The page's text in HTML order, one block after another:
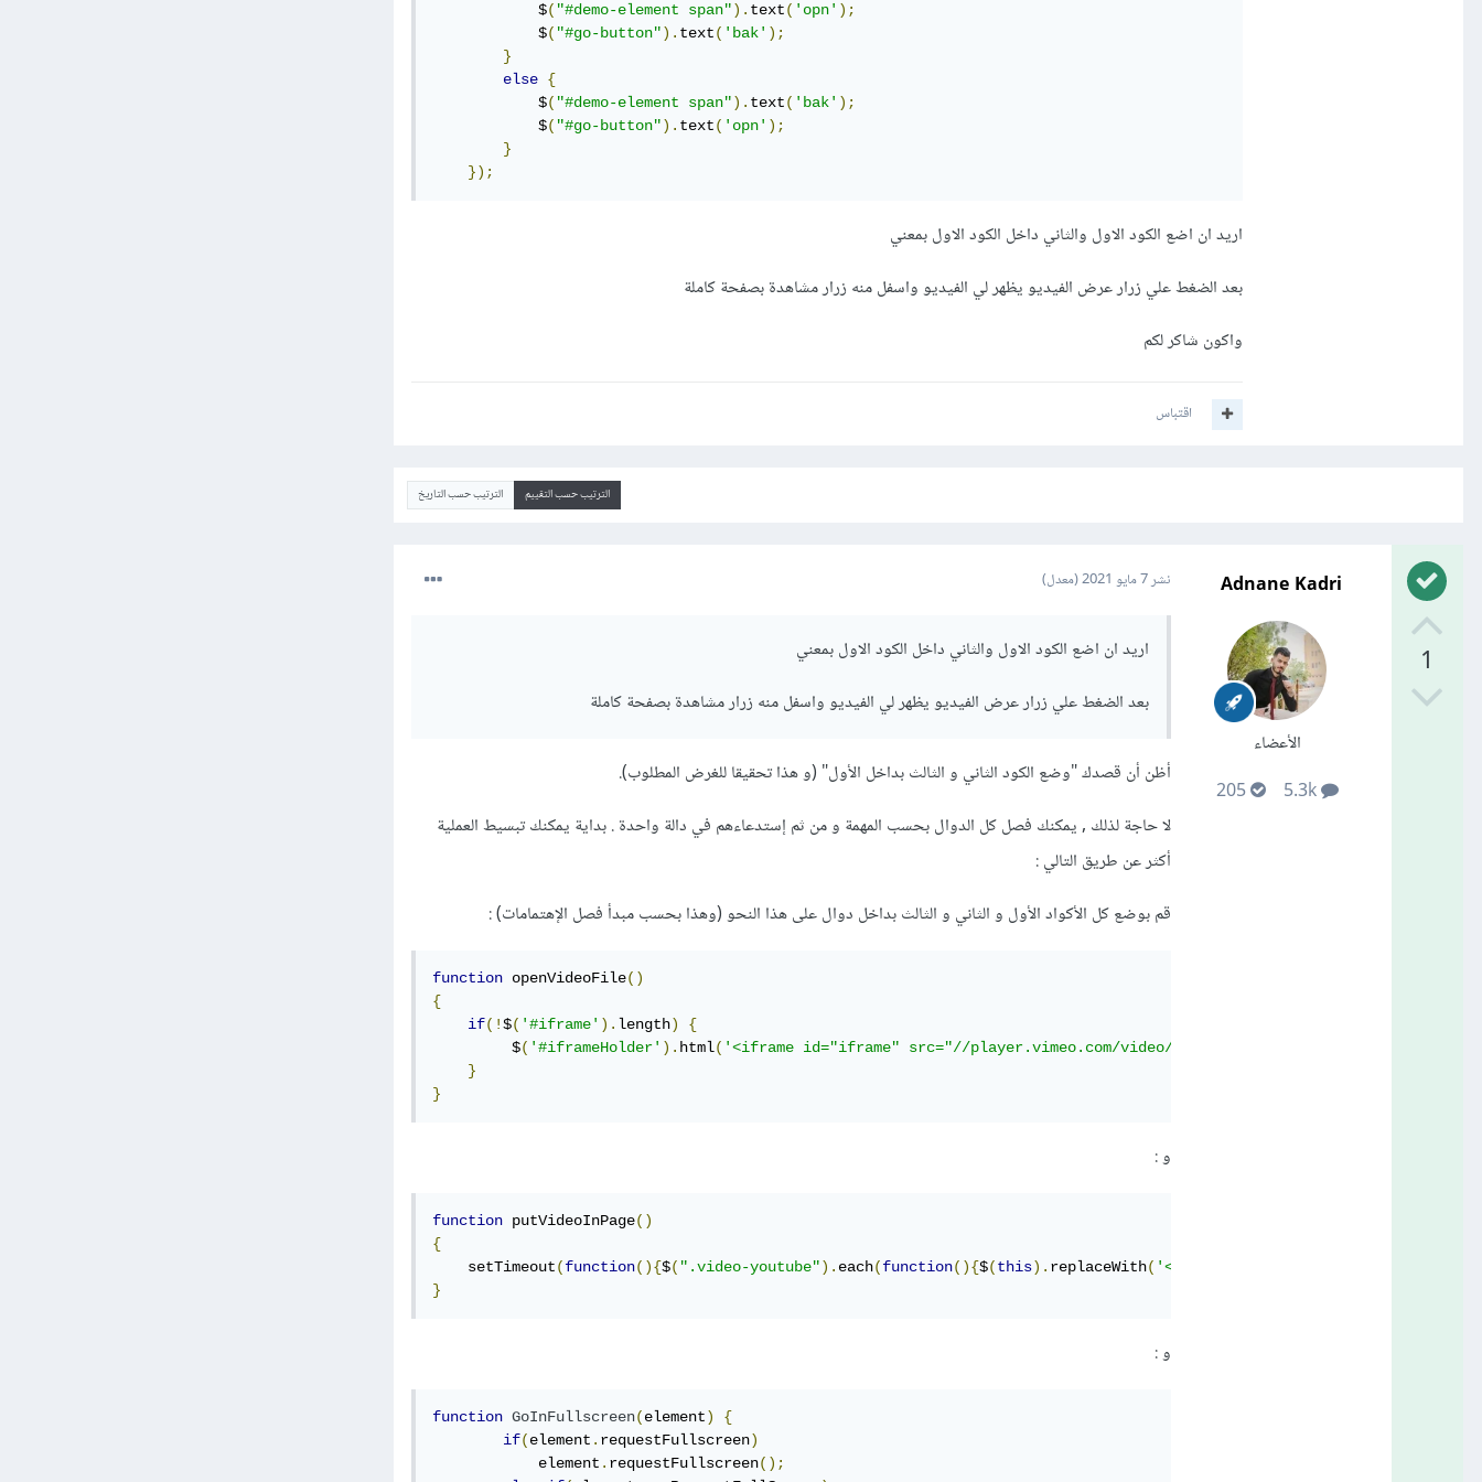
            $
( "#demo-element span"). text( 'opn' );
            $
( "#go-button"). text( 'bak' );
}
else {
            $
( "#demo-element span"). text( 'bak' );
            $
( "#go-button"). text( 'opn' );
}
});
اريد ان اضع الكود الاول والثاني داخل الكود الاول بمعني
بعد الضغط علي زرار عرض الفيديو يظهر لي الفيديو واسفل منه زرار مشاهدة بصفحة كاملة
واكون شاكر لكم
اقتباس
الترتيب حسب التقييم الترتيب حسب التاريخ
1
Adnane Kadri
الأعضاء
5.3k
205
نشر7 مايو 2021 (معدل)
اريد ان اضع الكود الاول والثاني داخل الكود الاول بمعني
بعد الضغط علي زرار عرض الفيديو يظهر لي الفيديو واسفل منه زرار مشاهدة بصفحة كاملة
أظن أن قصدك "وضع الكود الثاني و الثالث بداخل الأول" (و هذا تحقيقا للغرض المطلوب).
لا حاجة لذلك , يمكنك فصل كل الدوال بحسب المهمة و من ثم إستدعاءهم في دالة واحدة . بداية يمكنك تبسيط العملية
أكثر عن طريق التالي :
قم بوضع كل الأكواد الأول و الثاني و الثالث بداخل دوال على هذا النحو (وهذا بحسب مبدأ فصل الإهتمامات) :
function openVideoFile()
{
if(!$( '#iframe' ). length)
{
         $
( '#iframeHolder' ). html( '<iframe id="iframe" src="//player.vimeo.com/video/90429499" width="700"
}
}
و :
function putVideoInPage()
{
    setTimeout
(function(){$( ".video-youtube"). each(function(){$(this). replaceWith( '<iframe class="video-youtube
}
و :
function GoInFullscreen(element)
{
if(element . requestFullscreen)
            element
. requestFullscreen();